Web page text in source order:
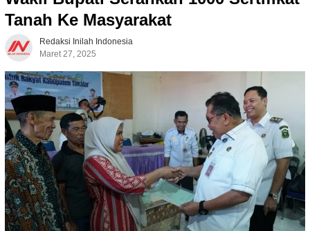
Tanah Ke Masyarakat
Redaksi Inilah Indonesia
Maret 27, 2025